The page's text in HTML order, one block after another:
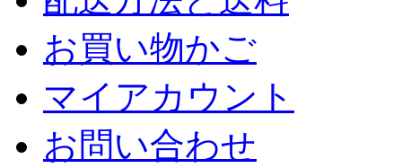
お買い物かご
マイアカウント
お問い合わせ